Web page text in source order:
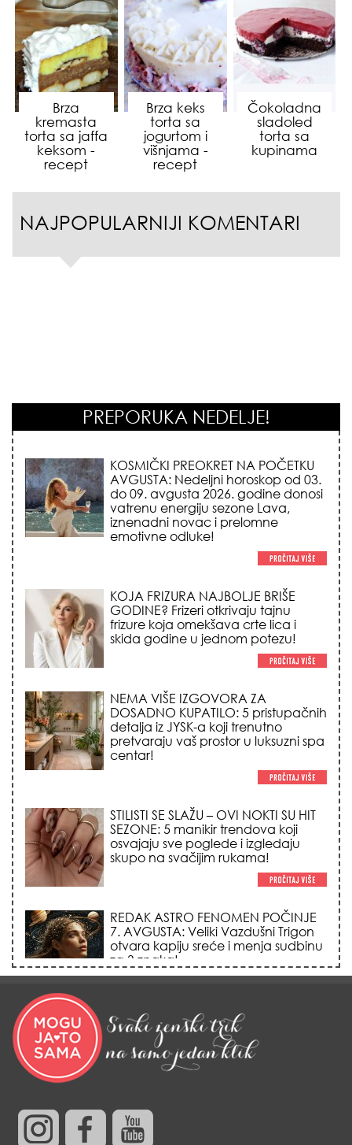
Brza
kremasta
torta sa jaffa
keksom -
recept
Brza keks
torta sa
jogurtom i
višnjama -
recept
Čokoladna
sladoled
torta sa
kupinama
NAJPOPULARNIJI KOMENTARI
PREPORUKA NEDELJE!
KOJA FRIZURA NAJBOLJE BRIŠE
GODINE? Frizeri otkrivaju tajnu
frizure koja omekšava crte lica i
skida godine u jednom potezu!
NEMA VIŠE IZGOVORA ZA
detalja iz JYSK-a koji trenutno
pretvaraju vaš prostor u luksuzni spa
centar!
SEZONE: 5 manikir trendova koji
osvajaju sve poglede i izgledaju
skupo na svačijim rukama!
REDAK ASTRO FENOMEN POČINJE
otvara kapiju sreće i menja sudbinu
za 3 znaka!
LJUDI U SRBIJI MASOVNO KUPUJU
peškirom i ledom koji rashlađuje stan
na +35 za 10 minuta (BEZ KLIME)!
ako želite da vam kosa raste kao iz
vode i privučete novu ljubav!
LOVOROVIM LISTOM: Stari ritual
privlačenja novca koji treba uraditi
baš tokom sezone Lava!